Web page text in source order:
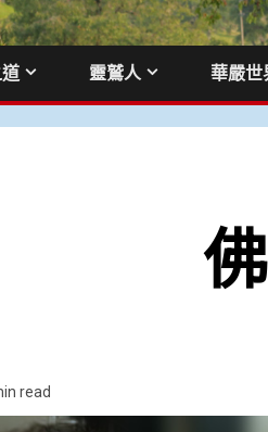
靈鷲人 華嚴世
read